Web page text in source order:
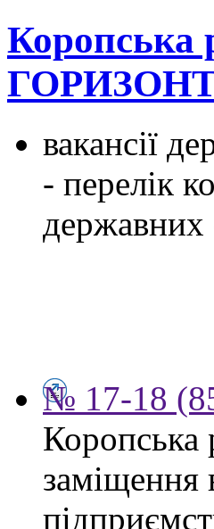
Коропська
вакансії
- перелік
державних
№ 17-18
Коропська
заміщення